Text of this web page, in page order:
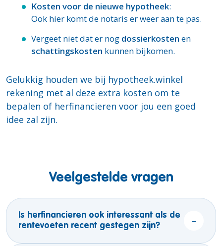
Kosten voor de nieuwe hypotheek:
Ook hier komt de notaris er weer aan te pas.
Vergeet niet dat er nog dossierkosten en
schattingskosten kunnen bijkomen.
Gelukkig houden we bij hypotheek.winkel
rekening met al deze extra kosten om te
bepalen of herfinancieren voor jou een goed
idee zal zijn.
Veelgestelde vragen
–
Is herfinancieren ook interessant als de
rentevoeten recent gestegen zijn?